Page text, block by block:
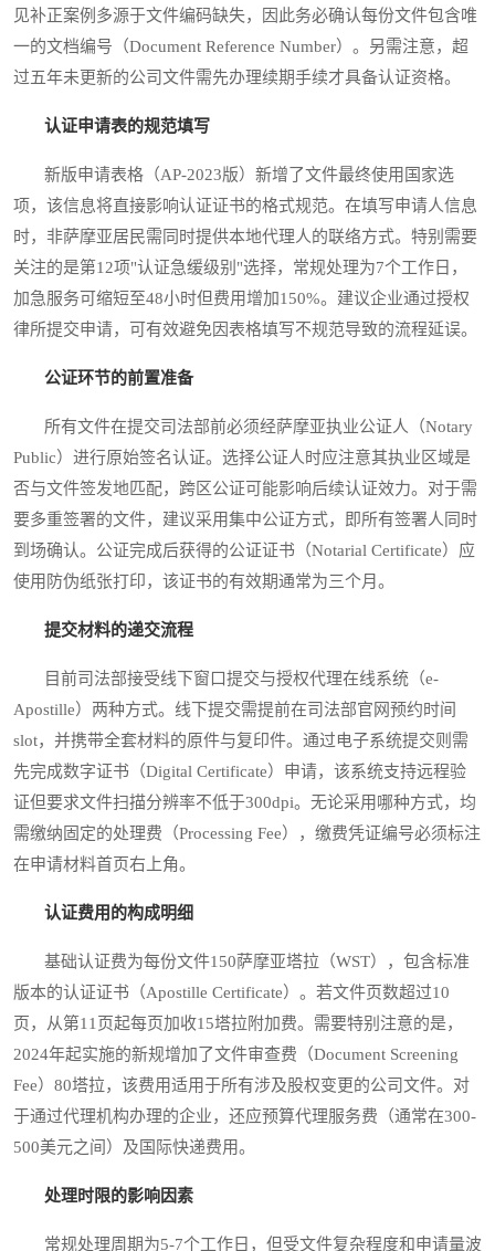
见补正案例多源于文件编码缺失，因此务必确认每份文件包含唯
一的文档编号（Document Reference Number）。另需注意，超
过五年未更新的公司文件需先办理续期手续才具备认证资格。
认证申请表的规范填写
新版申请表格（AP-2023版）新增了文件最终使用国家选
项，该信息将直接影响认证证书的格式规范。在填写申请人信息
时，非萨摩亚居民需同时提供本地代理人的联络方式。特别需要
关注的是第12项"认证急缓级别"选择，常规处理为7个工作日，
加急服务可缩短至48小时但费用增加150%。建议企业通过授权
律所提交申请，可有效避免因表格填写不规范导致的流程延误。
公证环节的前置准备
所有文件在提交司法部前必须经萨摩亚执业公证人（Notary
Public）进行原始签名认证。选择公证人时应注意其执业区域是
否与文件签发地匹配，跨区公证可能影响后续认证效力。对于需
要多重签署的文件，建议采用集中公证方式，即所有签署人同时
到场确认。公证完成后获得的公证证书（Notarial Certificate）应
使用防伪纸张打印，该证书的有效期通常为三个月。
提交材料的递交流程
目前司法部接受线下窗口提交与授权代理在线系统（e-
Apostille）两种方式。线下提交需提前在司法部官网预约时间
slot，并携带全套材料的原件与复印件。通过电子系统提交则需
先完成数字证书（Digital Certificate）申请，该系统支持远程验
证但要求文件扫描分辨率不低于300dpi。无论采用哪种方式，均
需缴纳固定的处理费（Processing Fee），缴费凭证编号必须标注
在申请材料首页右上角。
认证费用的构成明细
基础认证费为每份文件150萨摩亚塔拉（WST），包含标准
版本的认证证书（Apostille Certificate）。若文件页数超过10
页，从第11页起每页加收15塔拉附加费。需要特别注意的是，
2024年起实施的新规增加了文件审查费（Document Screening
Fee）80塔拉，该费用适用于所有涉及股权变更的公司文件。对
于通过代理机构办理的企业，还应预算代理服务费（通常在300-
500美元之间）及国际快递费用。
处理时限的影响因素
常规处理周期为5-7个工作日，但受文件复杂程度和申请量波